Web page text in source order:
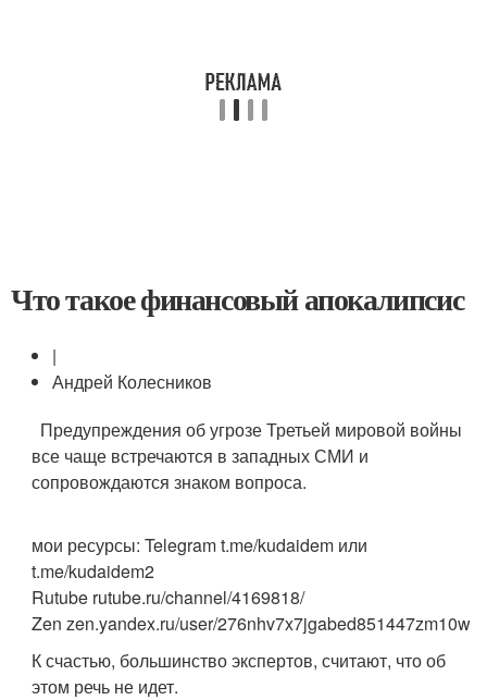
Что такое финансовый апокалипсис
|
Андрей Колесников
Предупреждения об угрозе Третьей мировой войны
все чаще встречаются в западных СМИ и
сопровождаются знаком вопроса.
мои ресурсы: Telegram t.me/kudaidem или
t.me/kudaidem2
Rutube rutube.ru/channel/4169818/
Zen zen.yandex.ru/user/276nhv7x7jgabed851447zm10w
К счастью, большинство экспертов, считают, что об
этом речь не идет.